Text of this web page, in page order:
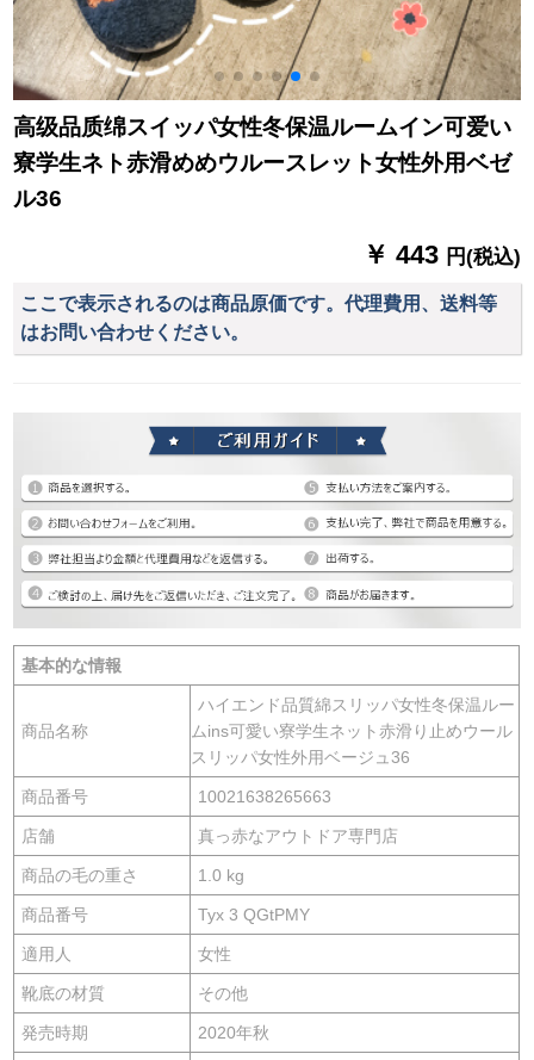
高级品质绵スイッパ女性冬保温ルームイン可爱い
寮学生ネト赤滑めめウルースレット女性外用ベゼ
ル36
￥ 443 円(税込)
ここで表示されるのは商品原価です。代理費用、送料等
はお問い合わせください。
基本的な情報
商品名称
ハイエンド品質綿スリッパ女性冬保温ルー
ムins可愛い寮学生ネット赤滑り止めウール
スリッパ女性外用ベージュ36
商品番号 10021638265663
店舗 真っ赤なアウトドア専門店
商品の毛の重さ 1.0 kg
商品番号 Tyx 3 QGtPMY
適用人 女性
靴底の材質 その他
発売時期 2020年秋